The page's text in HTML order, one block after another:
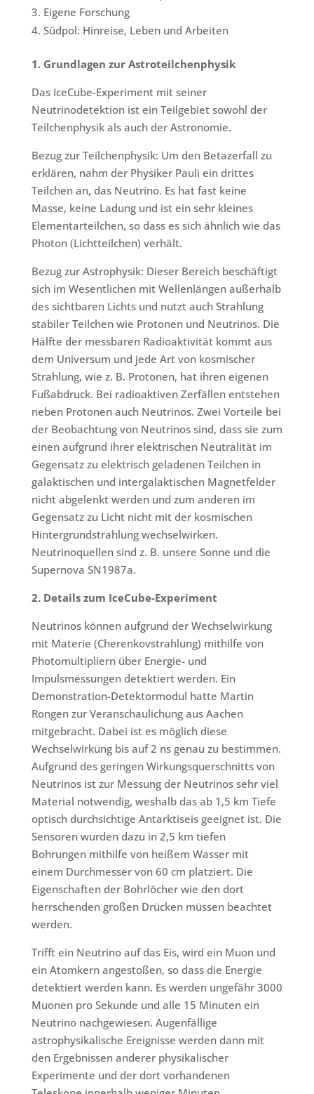
Eigene Forschung
Südpol: Hinreise, Leben und Arbeiten
1. Grundlagen zur Astroteilchenphysik
Das IceCube-Experiment mit seiner
Neutrinodetektion ist ein Teilgebiet sowohl der
Teilchenphysik als auch der Astronomie.
Bezug zur Teilchenphysik: Um den Betazerfall zu
erklären, nahm der Physiker Pauli ein drittes
Teilchen an, das Neutrino. Es hat fast keine
Masse, keine Ladung und ist ein sehr kleines
Elementarteilchen, so dass es sich ähnlich wie das
Photon (Lichtteilchen) verhält.
Bezug zur Astrophysik: Dieser Bereich beschäftigt
sich im Wesentlichen mit Wellenlängen außerhalb
des sichtbaren Lichts und nutzt auch Strahlung
stabiler Teilchen wie Protonen und Neutrinos. Die
Hälfte der messbaren Radioaktivität kommt aus
dem Universum und jede Art von kosmischer
Strahlung, wie z. B. Protonen, hat ihren eigenen
Fußabdruck. Bei radioaktiven Zerfällen entstehen
neben Protonen auch Neutrinos. Zwei Vorteile bei
der Beobachtung von Neutrinos sind, dass sie zum
einen aufgrund ihrer elektrischen Neutralität im
Gegensatz zu elektrisch geladenen Teilchen in
galaktischen und intergalaktischen Magnetfelder
nicht abgelenkt werden und zum anderen im
Gegensatz zu Licht nicht mit der kosmischen
Hintergrundstrahlung wechselwirken.
Neutrinoquellen sind z. B. unsere Sonne und die
Supernova SN1987a.
2. Details zum IceCube-Experiment
Neutrinos können aufgrund der Wechselwirkung
mit Materie (Cherenkovstrahlung) mithilfe von
Photomultipliern über Energie- und
Impulsmessungen detektiert werden. Ein
Demonstration-Detektormodul hatte Martin
Rongen zur Veranschaulichung aus Aachen
mitgebracht. Dabei ist es möglich diese
Wechselwirkung bis auf 2 ns genau zu bestimmen.
Aufgrund des geringen Wirkungsquerschnitts von
Neutrinos ist zur Messung der Neutrinos sehr viel
Material notwendig, weshalb das ab 1,5 km Tiefe
optisch durchsichtige Antarktiseis geeignet ist. Die
Sensoren wurden dazu in 2,5 km tiefen
Bohrungen mithilfe von heißem Wasser mit
einem Durchmesser von 60 cm platziert. Die
Eigenschaften der Bohrlöcher wie den dort
herrschenden großen Drücken müssen beachtet
werden.
Trifft ein Neutrino auf das Eis, wird ein Muon und
ein Atomkern angestoßen, so dass die Energie
detektiert werden kann. Es werden ungefähr 3000
Muonen pro Sekunde und alle 15 Minuten ein
Neutrino nachgewiesen. Augenfällige
astrophysikalische Ereignisse werden dann mit
den Ergebnissen anderer physikalischer
Experimente und der dort vorhandenen